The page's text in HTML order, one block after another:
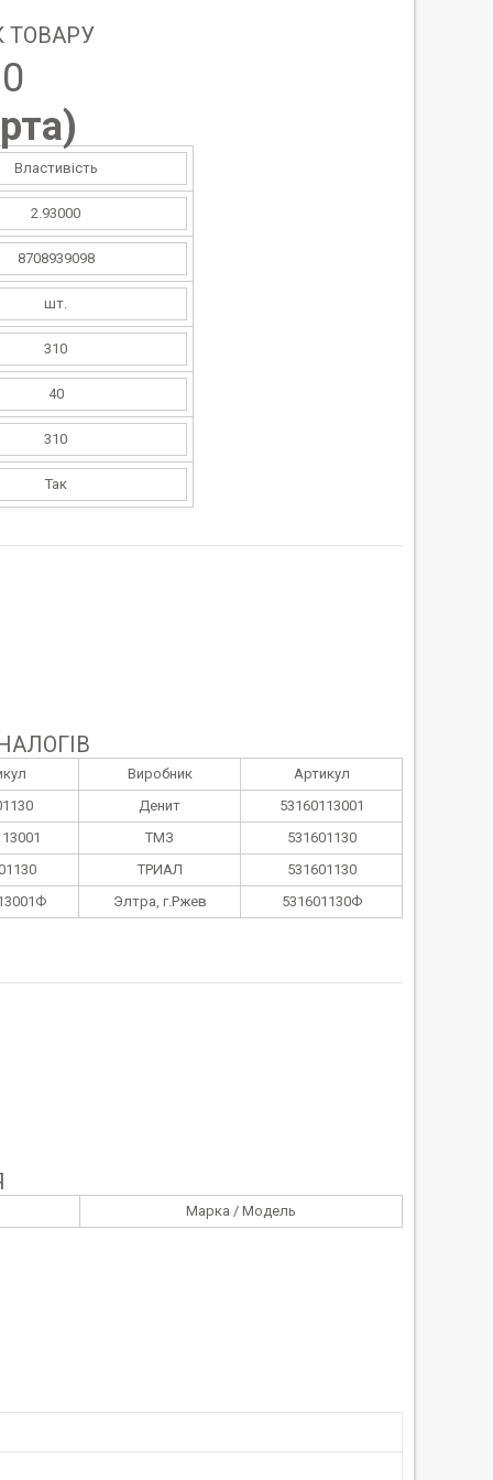
ТОВАРУ
)
Властивість
2.93000
8708939098
шт.
310
40
310
Так
Виробник
Артикул
Денит
53160113001
ТМЗ
531601130
ТРИАЛ
531601130
Элтра, г.Ржев 531601130Ф
Марка / Модель